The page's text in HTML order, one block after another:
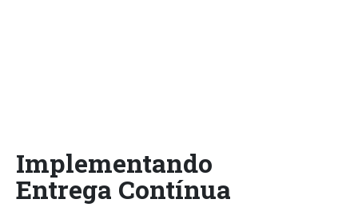
Implementando
Entrega Contínua